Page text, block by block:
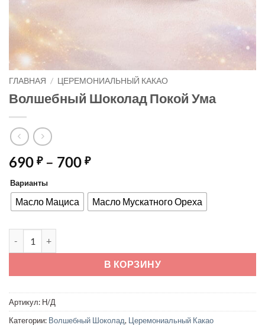
ГЛАВНАЯ / ЦЕРЕМОНИАЛЬНЫЙ КАКАО
Волшебный Шоколад Покой Ума
690 ₽ – 700 ₽Диапазон
690 ₽
–
Варианты
Масло Мациса Масло Мускатного Ореха
В КОРЗИНУ
Артикул: Н/Д
Категории: Волшебный Шоколад, Церемониальный Какао